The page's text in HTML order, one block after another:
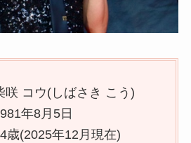
コウ(しばさき こう)
年8月5日
(2025年12月現在)